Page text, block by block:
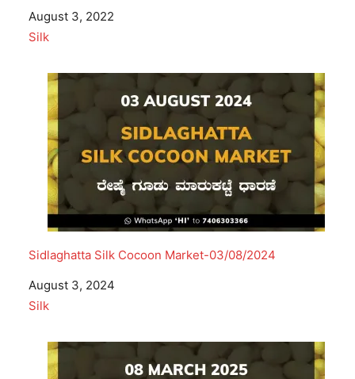
Date
August 3, 2022
In relation to
Silk
Sidlaghatta Silk Cocoon Market-03/08/2024
Date
August 3, 2024
In relation to
Silk